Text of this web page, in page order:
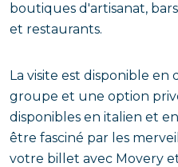
boutiques d'artisanat,
et restaurants.
La visite est disponible
groupe et une option
disponibles en italien et
être fasciné par les
votre billet avec Movery